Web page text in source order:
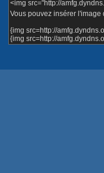
<img src="http://
Vous pouvez insérer
{img src=http://
{img src=http://